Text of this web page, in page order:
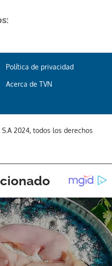
Política de privacidad
Acerca de TVN
2024, todos los derechos